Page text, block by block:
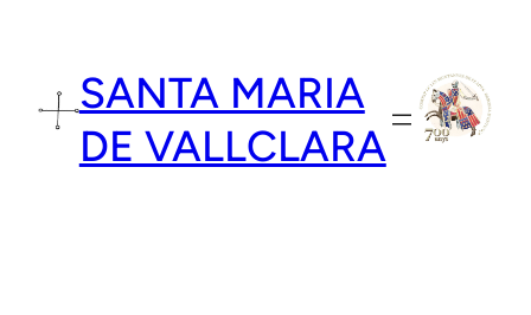
contingutSANTA MARIA
DE VALLCLARA